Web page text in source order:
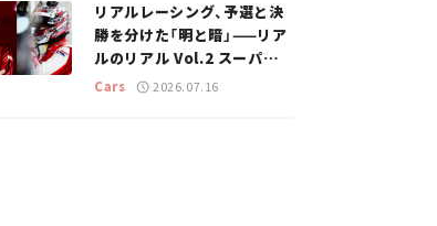
リアルレーシング、予選と決
勝を分けた「明と暗」——リア
ルのリアル Vol.2 スーパー
GT 2026開幕戦 岡山国際サ
Cars 2026.07.16